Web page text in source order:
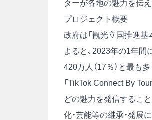
ターが各地の魅力を伝
プロジェクト概要
政府は「観光立国推進
よると、2023年の1年間
420万人（17％）と最も
「TikTok Connect By
どの魅力を発信するこ
化・芸能等の継承・発展